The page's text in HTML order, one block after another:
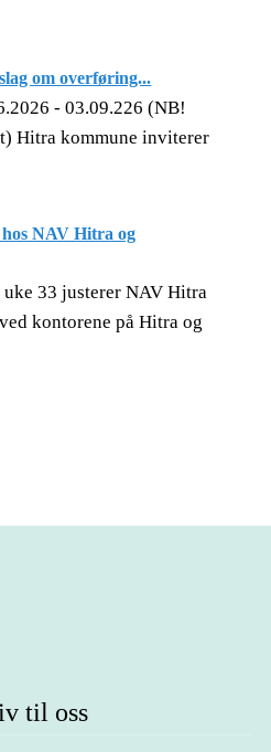
om overføring...
- 03.09.226 (NB!
Hitra kommune inviterer
NAV Hitra og
33 justerer NAV Hitra
kontorene på Hitra og
til oss